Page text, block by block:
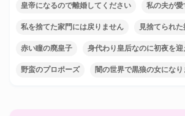
皇帝になるので離婚してください 私の夫が愛
私を捨てた家門には戻りません 見捨てられ
赤い瞳の廃皇子 身代わり皇后なのに初夜を迎
野蛮のプロポーズ 闇の世界で黒狼の女になり